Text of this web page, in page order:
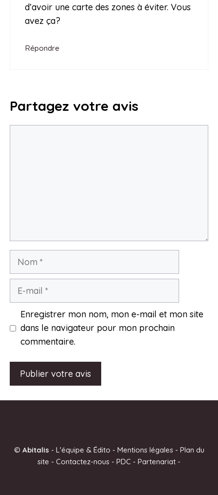
d’avoir une carte des zones à éviter. Vous
avez ça?
Répondre
Partagez votre avis
Nom
Enregistrer mon nom, mon e-mail et mon site
dans le navigateur pour mon prochain
commentaire.
© Abitalis - L'équipe & Édito - Mentions légales- Plan du
site - Contactez-nous - PDC - Partenariat -